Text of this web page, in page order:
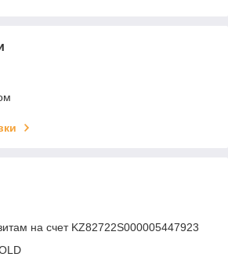
на счет KZ82722S000005447923